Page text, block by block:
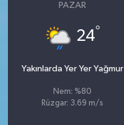
PAZAR
24°
Yakınlarda Yer Yer Yağmur
Nem: %80
Rüzgar: 3.69 m/s